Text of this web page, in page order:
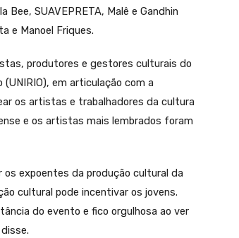
SUAVEPRETA, Malê e Gandhin
e Manoel Friques.
produtores e gestores culturais do
em articulação com a
os artistas e trabalhadores da cultura
e os artistas mais lembrados foram
os expoentes da produção cultural da
cultural pode incentivar os jovens.
do evento e fico orgulhosa ao ver